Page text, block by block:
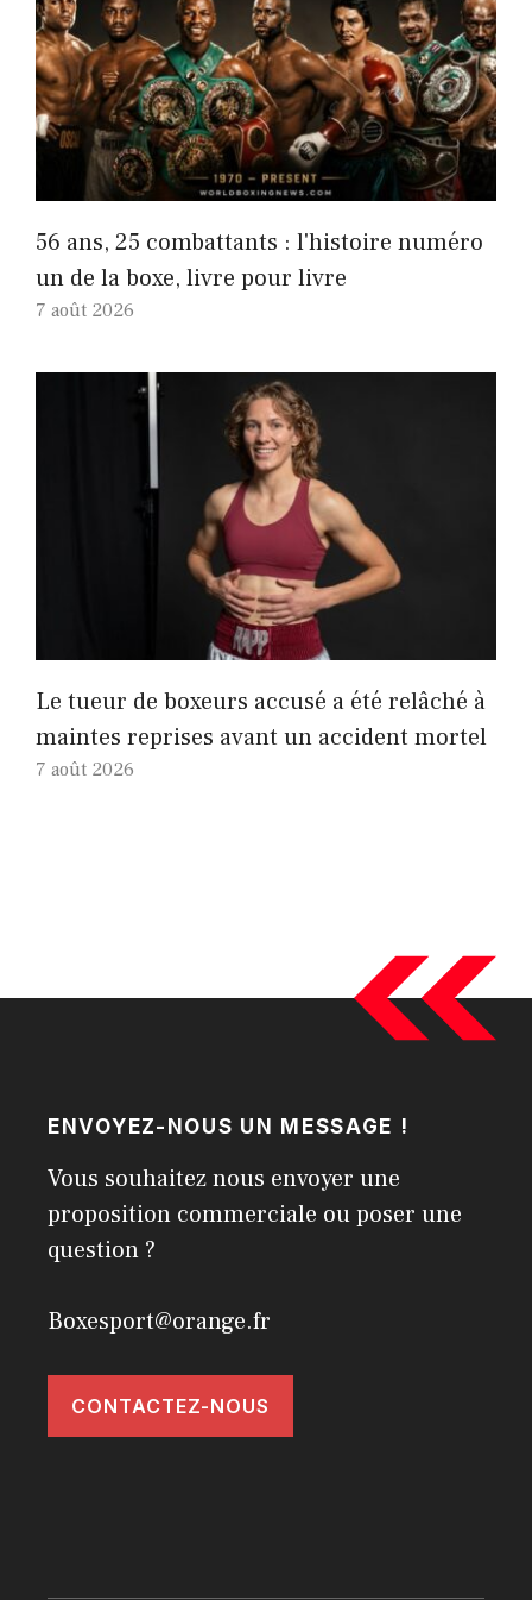
56 ans, 25 combattants : l'histoire numéro
un de la boxe, livre pour livre
7 août 2026
Le tueur de boxeurs accusé a été relâché à
maintes reprises avant un accident mortel
7 août 2026
ENVOYEZ-NOUS UN MESSAGE !
Vous souhaitez nous envoyer une
proposition commerciale ou poser une
question ?
Boxesport@orange.fr
CONTACTEZ-NOUS